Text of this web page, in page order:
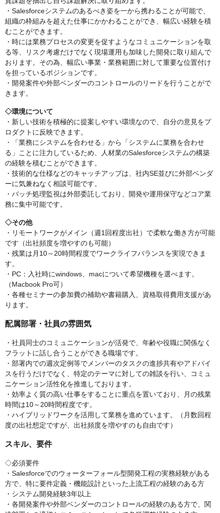
・Salesforceシステムのあるべき姿を一から携わることが可能で、
組織の枠組みを超えた仕事にかかわることができ、幅広い経験を積
むことができます。
・時には業務プロセスの変更を促すようなコミュニケーションを取
る等、リスク考慮だけでなく現場運用も加味した開発に取り組んで
おります。その為、幅広い事業・業務範囲に対して重要な位置付け
を担っているポジションです。
・開発案件や外部ベンダーのコントロールのリードを行うことがで
きます。
◇環境について
・新しい技術を積極的に提案しやすい環境なので、自分の意見をプ
ロダクトに反映できます。
・「業務にシステムを合わせる」から「システムに業務を合わせ
る」ことに注力しているため、人材業のSalesforceシステムの構築
の経験を積むことができます。
・技術的な仕様などのキャッチアップは、社内SE並びに外部ベンダ
ーに気兼ねなく相談可能です。
・バッチ処理監視は外部委託しており、開発や運用保守などコア業
務に集中可能です。
◇その他
・リモートワークがメイン（週1回程度出社）で柔軟な働き方が可能
です（出社頻度を増やすのも可能）
・残業は月10～20時間程度でワークライフバランスを実現できま
す。
・PC：入社時にwindows、macについて希望機種を選べます。
（Macbook Pro可）
・各種セミナーの参加費の補助や書籍購入、資格取得費用支援があ
ります。
配属部署・社員の雰囲気
・社員同士のコミュニケーションが活発で、年齢や役職に関係なく
フラットに話し合うことができる職場です。
・部署内での週次定例等でメンバーのタスクの進捗共有やアドバイ
スを行うだけでなく、特定のテーマに対しての雑談を行い、コミュ
ニケーション活性化を推進しております。
・効率よく質の高い仕事をすることに重点を置いており、月の残業
時間は10～20時間程度です。
・ハイブリッドワークを活用して業務を進めています。（月数回程
度の出社想定ですが、出社頻度を増やすのも自由です）
スキル、要件
◇必須要件
・Salesforceでのウォーターフォール型開発工程の実務経験がある
方で、特に要件定義・機能設計といった上流工程の経験のある方
・システム開発経験3年以上
・各開発案件や外部ベンダーのコントロールの経験のある方で、関